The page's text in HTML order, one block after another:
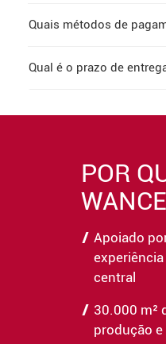
Quais métodos de
Qual é o prazo de
POR
Apoiado
central
30.000 m²
produção